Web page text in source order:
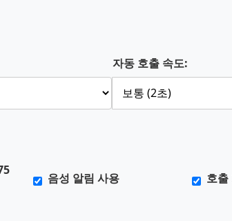
자동 호출 속도:
음성 알림 사용 호출